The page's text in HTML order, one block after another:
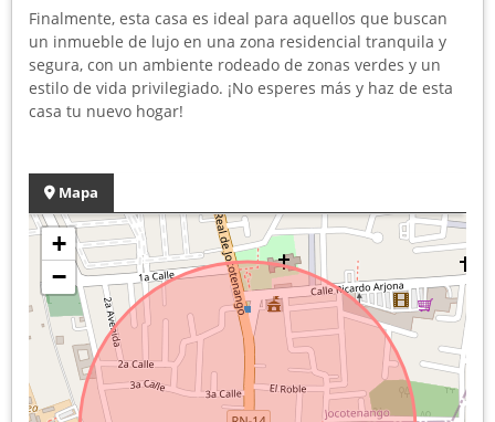
Finalmente, esta casa es ideal para aquellos que buscan
un inmueble de lujo en una zona residencial tranquila y
segura, con un ambiente rodeado de zonas verdes y un
estilo de vida privilegiado. ¡No esperes más y haz de esta
casa tu nuevo hogar!
Mapa
+
−